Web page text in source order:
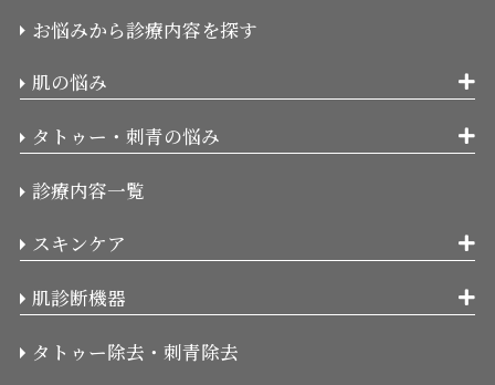
お悩みから診療内容を探す
肌の悩み
タトゥー・刺青の悩み
診療内容一覧
スキンケア
肌診断機器
タトゥー除去・刺青除去